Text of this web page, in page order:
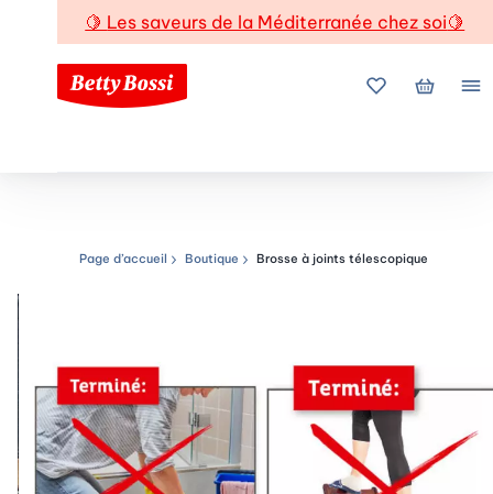
🍋 Les saveurs de la Méditerranée chez soi🍋
Mes favoris
Mon
Chemin de navigation
Page d’accueil Boutique Brosse à joints télescopique